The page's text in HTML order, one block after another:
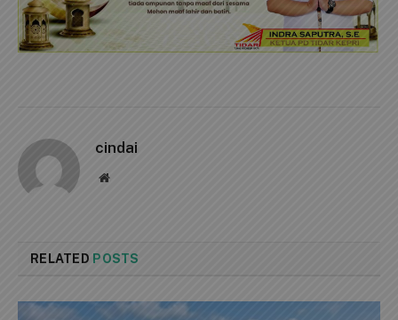
cindai
Website
RELATED POSTS